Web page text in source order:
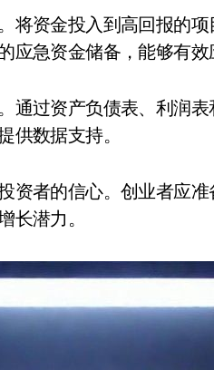
将资金投入到高回报的
急资金储备，能够有效
通过资产负债表、利润
供数据支持。
资者的信心。创业者应
长潜力。